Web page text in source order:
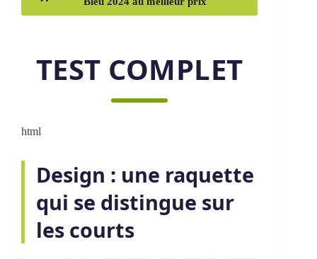
TEST COMPLET
html
Design : une raquette
qui se distingue sur
les courts